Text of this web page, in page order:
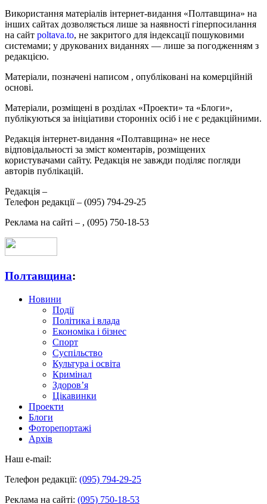
Використання матеріалів інтернет-видання «Полтавщина» на
інших сайтах дозволяється лише за наявності гіперпосилання
на сайт poltava.to, не закритого для індексації пошуковими
системами; у друкованих виданнях — лише за погодженням з
редакцією.
Матеріали, позначені написом , опубліковані на комерційній
основі.
Матеріали, розміщені в розділах «Проекти» та «Блоги»,
публікуються за ініціативи сторонніх осіб і не є редакційними.
Редакція інтернет-видання «Полтавщина» не несе
відповідальності за зміст коментарів, розміщених
користувачами сайту. Редакція не завжди поділяє погляди
авторів публікацій.
Редакція –
Телефон редакції – (095) 794-29-25
Реклама на сайті – , (095) 750-18-53
Полтавщина:
Новини
Події
Політика і влада
Економіка і бізнес
Спорт
Суспільство
Культура і освіта
Кримінал
Здоров’я
Цікавинки
Проекти
Блоги
Фоторепортажі
Архів
Наш e-mail:
Телефон редакції: (095) 794-29-25
Реклама на сайті: (095) 750-18-53